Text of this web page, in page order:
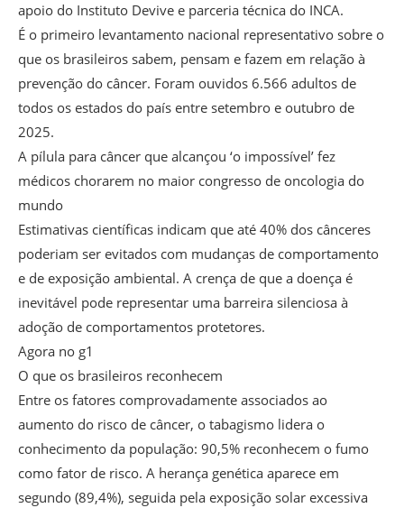
apoio do Instituto Devive e parceria técnica do INCA.
É o primeiro levantamento nacional representativo sobre o
que os brasileiros sabem, pensam e fazem em relação à
prevenção do câncer. Foram ouvidos 6.566 adultos de
todos os estados do país entre setembro e outubro de
2025.
A pílula para câncer que alcançou ‘o impossível’ fez
médicos chorarem no maior congresso de oncologia do
mundo
Estimativas científicas indicam que até 40% dos cânceres
poderiam ser evitados com mudanças de comportamento
e de exposição ambiental. A crença de que a doença é
inevitável pode representar uma barreira silenciosa à
adoção de comportamentos protetores.
Agora no g1
O que os brasileiros reconhecem
Entre os fatores comprovadamente associados ao
aumento do risco de câncer, o tabagismo lidera o
conhecimento da população: 90,5% reconhecem o fumo
como fator de risco. A herança genética aparece em
segundo (89,4%), seguida pela exposição solar excessiva